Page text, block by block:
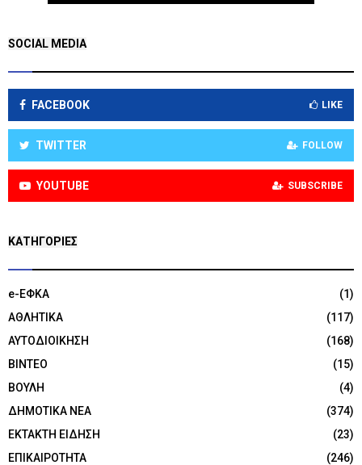
SOCIAL MEDIA
FACEBOOK LIKE
TWITTER FOLLOW
YOUTUBE SUBSCRIBE
KΑΤΗΓΟΡΊΕΣ
e-ΕΦΚΑ
(1)
ΑΘΛΗΤΙΚΑ
(117)
ΑΥΤΟΔΙΟΙΚΗΣΗ
(168)
ΒΙΝΤΕΟ
(15)
ΒΟΥΛΗ
(4)
ΔΗΜΟΤΙΚΑ ΝΕΑ
(374)
ΕΚΤΑΚΤΗ ΕΙΔΗΣΗ
(23)
ΕΠΙΚΑΙΡΟΤΗΤΑ
(246)